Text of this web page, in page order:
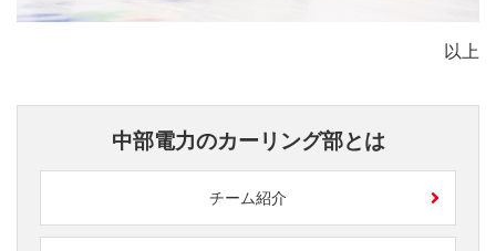
以上
中部電力のカーリング部とは
チーム紹介